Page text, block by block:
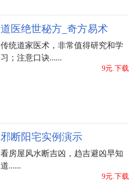
道医绝世秘方_奇方易术
传统道家医术，非常值得研究和学
习；注意口诀......
9元.下载
邪断阳宅实例演示
看房屋风水断吉凶，趋吉避凶早知
道......
9元.下载